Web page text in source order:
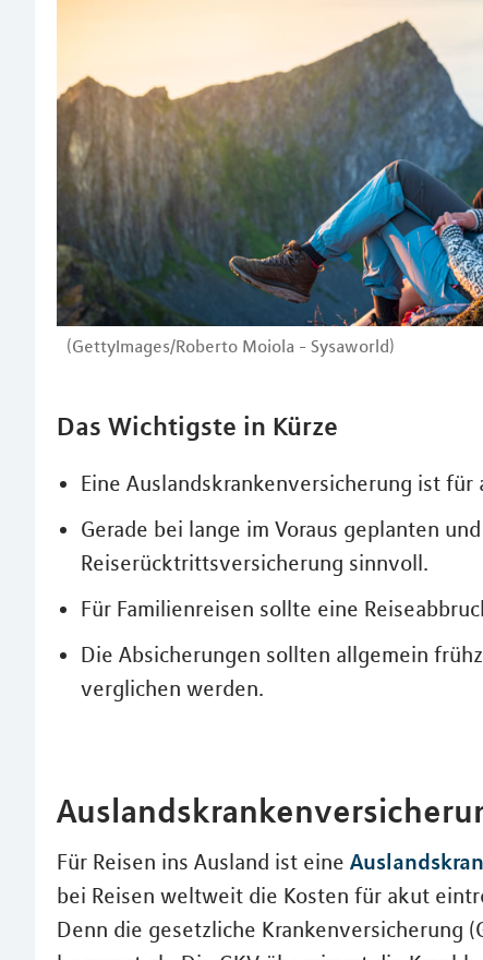
(GettyImages/Roberto Moiola - Sysaworld)
Das Wichtigste in Kürze
Eine Auslandskrankenversicherung ist für
Gerade bei lange im Voraus geplanten
Reiserücktrittsversicherung sinnvoll.
Für Familienreisen sollte eine
Die Absicherungen sollten allgemein
verglichen werden.
Für Reisen ins Ausland ist eine
bei Reisen weltweit die Kosten für akut
Denn die gesetzliche Krankenversicherung